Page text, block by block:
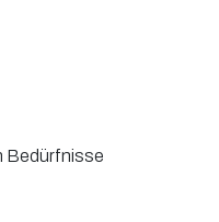
Bedürfnisse